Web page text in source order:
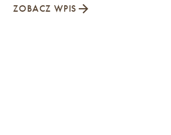
ZOBACZ WPIS